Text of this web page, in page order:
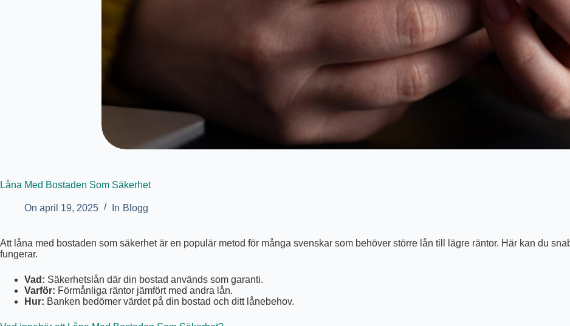
Låna Med Bostaden Som Säkerhet
On april 19, 2025 In Blogg
Att låna med bostaden som säkerhet är en populär metod för många svenskar som behöver större lån till lägre räntor. Här kan du
fungerar.
Vad: Säkerhetslån där din bostad används som garanti.
Varför: Förmånliga räntor jämfört med andra lån.
Hur: Banken bedömer värdet på din bostad och ditt lånebehov.